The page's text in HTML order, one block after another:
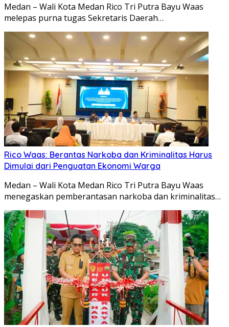
Medan – Wali Kota Medan Rico Tri Putra Bayu Waas
melepas purna tugas Sekretaris Daerah…
Rico Waas: Berantas Narkoba dan Kriminalitas Harus
Dimulai dari Penguatan Ekonomi Warga
Medan – Wali Kota Medan Rico Tri Putra Bayu Waas
menegaskan pemberantasan narkoba dan kriminalitas…